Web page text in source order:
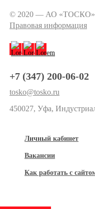
© 2020 — АО
Правовая информация
+7 (347) 200-06-02
tosko@tosko.ru
450027, Уфа,
Личный кабинет
Вакансии
Как работать с